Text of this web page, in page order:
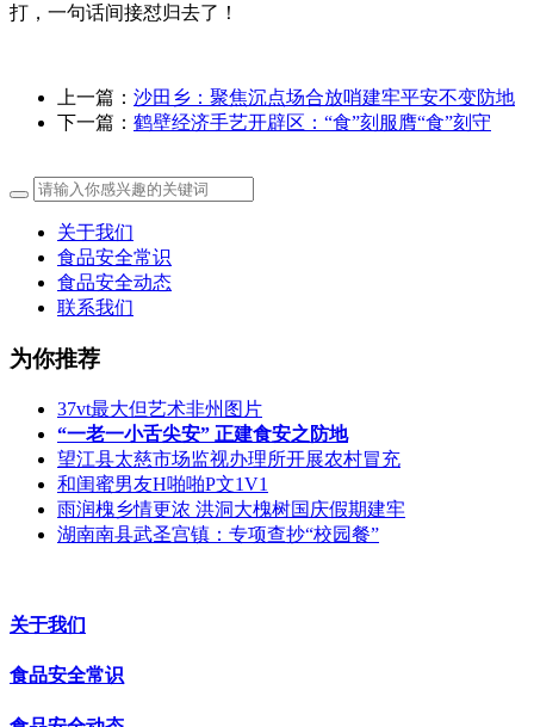
打，一句话间接怼归去了！
上一篇： 沙田乡：聚焦沉点场合放哨建牢平安不变防地
下一篇： 鹤壁经济手艺开辟区：“食”刻服膺“食”刻守
关于我们
食品安全常识
食品安全动态
联系我们
为你推荐
37vt最大但艺术非州图片
“一老一小舌尖安” 正建食安之防地
望江县太慈市场监视办理所开展农村冒充
和闺蜜男友H啪啪P文1V1
雨润槐乡情更浓 洪洞大槐树国庆假期建牢
湖南南县武圣宫镇：专项查抄“校园餐”
关于我们
食品安全常识